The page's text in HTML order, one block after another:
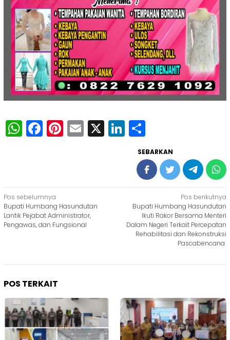
WhatsApp
Facebook
Pinterest
Email
X LinkedIn
SEBARKAN
Navigasi
pos
Pos sebelumnya
Bupati Humbang Hasundutan
Lantik Pejabat Administrator,
Pengawas, dan Fungsional
Pos berikutnya
Bupati Humbang Hasundutan
Ikuti Rakor Bersama Menteri
Dalam Negeri Terkait Percepatan
Rehabilitasi dan Rekonstruksi
Pascabencana
POS TERKAIT